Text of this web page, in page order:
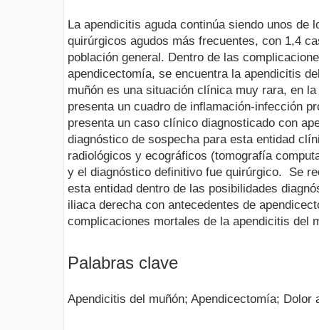
La apendicitis aguda continúa siendo unos de
quirúrgicos agudos más frecuentes, con 1,4
población general. Dentro de las
apendicectomía, se encuentra la apendicitis
muñón es una situación clínica muy rara, en
presenta un cuadro de inflamación-infección
presenta un caso clínico diagnosticado con
diagnóstico de sospecha para esta entidad
radiológicos y ecográficos (tomografía
y el diagnóstico definitivo fue quirúrgico. Se
esta entidad dentro de las posibilidades
iliaca derecha con antecedentes de
complicaciones mortales de la apendicitis del
Palabras clave
Apendicitis del muñón; Apendicectomía; Dolor